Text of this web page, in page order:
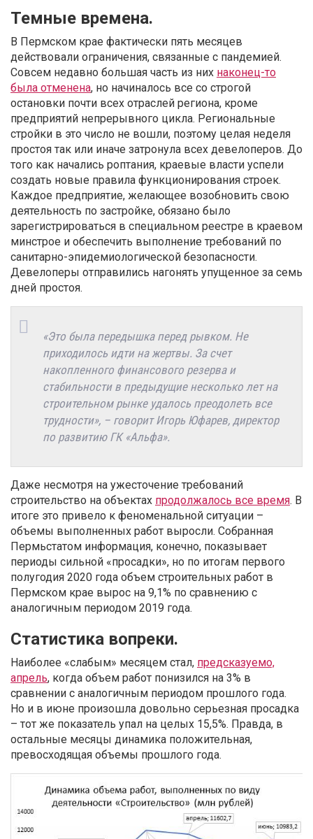
Темные времена.
В Пермском крае фактически пять месяцев
действовали ограничения, связанные с пандемией.
Совсем недавно большая часть из них наконец-то
была отменена, но начиналось все со строгой
остановки почти всех отраслей региона, кроме
предприятий непрерывного цикла. Региональные
стройки в это число не вошли, поэтому целая неделя
простоя так или иначе затронула всех девелоперов. До
того как начались роптания, краевые власти успели
создать новые правила функционирования строек.
Каждое предприятие, желающее возобновить свою
деятельность по застройке, обязано было
зарегистрироваться в специальном реестре в краевом
минстрое и обеспечить выполнение требований по
санитарно-эпидемиологической безопасности.
Девелоперы отправились нагонять упущенное за семь
дней простоя.
«Это была передышка перед рывком. Не
приходилось идти на жертвы. За счет
накопленного финансового резерва и
стабильности в предыдущие несколько лет на
строительном рынке удалось преодолеть все
трудности», – говорит Игорь Юфарев, директор
по развитию ГК «Альфа».
Даже несмотря на ужесточение требований
строительство на объектах продолжалось все время. В
итоге это привело к феноменальной ситуации –
объемы выполненных работ выросли. Собранная
Пермьстатом информация, конечно, показывает
периоды сильной «просадки», но по итогам первого
полугодия 2020 года объем строительных работ в
Пермском крае вырос на 9,1% по сравнению с
аналогичным периодом 2019 года.
Статистика вопреки.
Наиболее «слабым» месяцем стал, предсказуемо,
апрель, когда объем работ понизился на 3% в
сравнении с аналогичным периодом прошлого года.
Но и в июне произошла довольно серьезная просадка
– тот же показатель упал на целых 15,5%. Правда, в
остальные месяцы динамика положительная,
превосходящая объемы прошлого года.